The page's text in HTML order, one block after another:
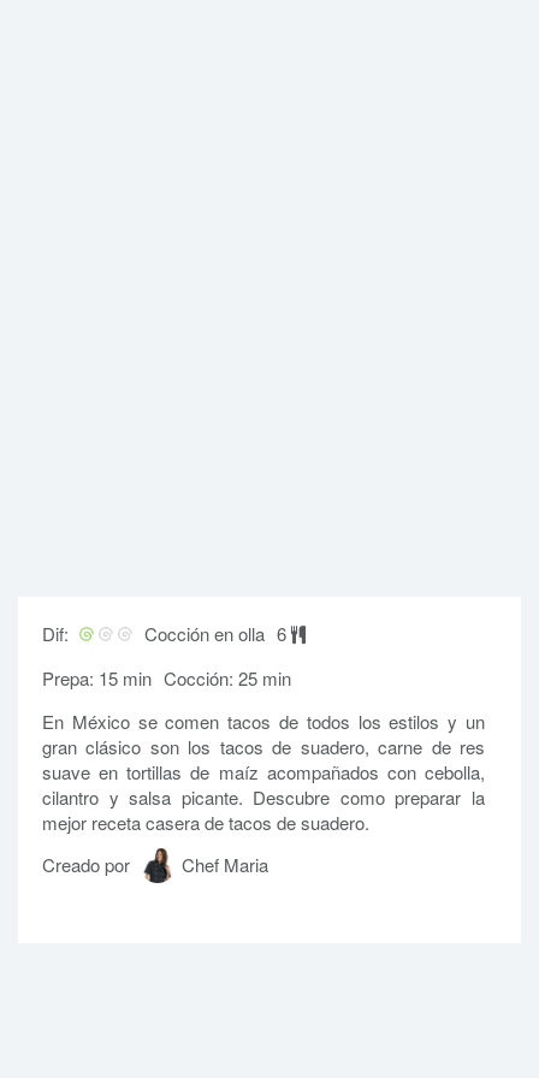
Dif: Cocción en olla 6
Prepa: 15 min Cocción: 25 min
En México se comen tacos de todos los estilos y un
gran clásico son los tacos de suadero, carne de res
suave en tortillas de maíz acompañados con cebolla,
cilantro y salsa picante. Descubre como preparar la
mejor receta casera de tacos de suadero.
Creado por
Chef Maria